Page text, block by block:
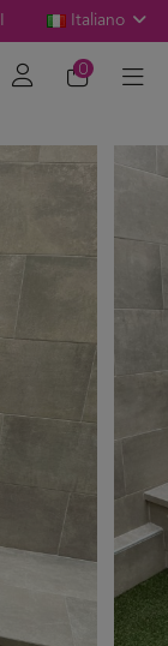
Italiano
0